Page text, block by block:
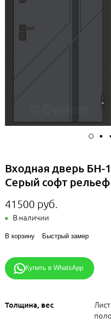
Входная дверь
Серый софт рельеф
41500 руб.
В наличии
В корзину Быстрый замер
Купить в WhatsApp
Толщина, вес